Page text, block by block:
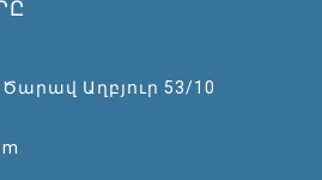
Աղբյուր 53/10